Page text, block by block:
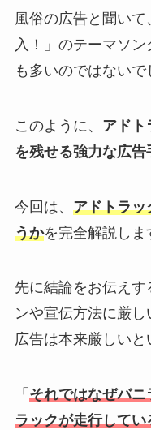
風俗の広告と聞い
入！」のテーマソ
も多いのではないで
このように、 アドト
を残せる強力な広告
今回は、 アドトラッ
うかを完全解説しま
先に結論をお伝え
ンや宣伝方法に厳
広告は本来厳しいと
「 それではなぜバ
ラックが走行してい